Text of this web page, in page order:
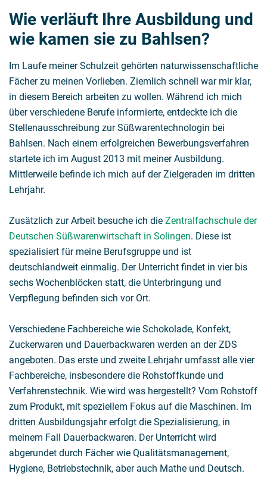
Wie verläuft Ihre Ausbildung und
wie kamen sie zu Bahlsen?
Im Laufe meiner Schulzeit gehörten naturwissenschaftliche
Fächer zu meinen Vorlieben. Ziemlich schnell war mir klar,
in diesem Bereich arbeiten zu wollen. Während ich mich
über verschiedene Berufe informierte, entdeckte ich die
Stellenausschreibung zur Süßwarentechnologin bei
Bahlsen. Nach einem erfolgreichen Bewerbungsverfahren
startete ich im August 2013 mit meiner Ausbildung.
Mittlerweile befinde ich mich auf der Zielgeraden im dritten
Lehrjahr.
Zusätzlich zur Arbeit besuche ich die Zentralfachschule der
Deutschen Süßwarenwirtschaft in Solingen. Diese ist
spezialisiert für meine Berufsgruppe und ist
deutschlandweit einmalig. Der Unterricht findet in vier bis
sechs Wochenblöcken statt, die Unterbringung und
Verpflegung befinden sich vor Ort.
Verschiedene Fachbereiche wie Schokolade, Konfekt,
Zuckerwaren und Dauerbackwaren werden an der ZDS
angeboten. Das erste und zweite Lehrjahr umfasst alle vier
Fachbereiche, insbesondere die Rohstoffkunde und
Verfahrenstechnik. Wie wird was hergestellt? Vom Rohstoff
zum Produkt, mit speziellem Fokus auf die Maschinen. Im
dritten Ausbildungsjahr erfolgt die Spezialisierung, in
meinem Fall Dauerbackwaren. Der Unterricht wird
abgerundet durch Fächer wie Qualitätsmanagement,
Hygiene, Betriebstechnik, aber auch Mathe und Deutsch.